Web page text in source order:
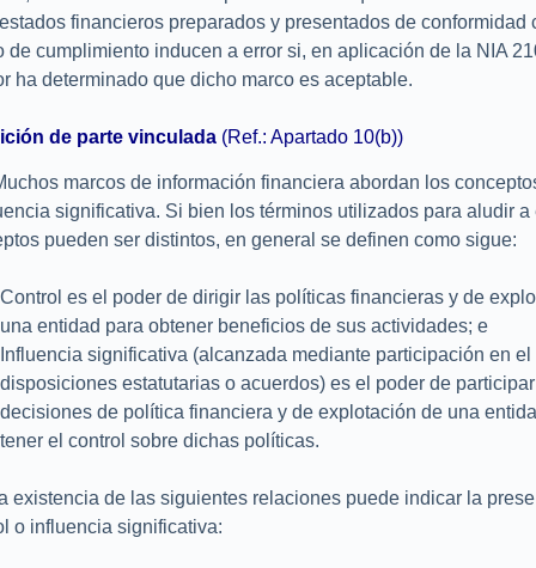
financieros preparados y presentados de conformidad
de cumplimiento inducen a error si, en aplicación de la NIA
ha determinado que dicho marco es aceptable.
de parte vinculada (Ref.: Apartado 10(b))
marcos de información financiera abordan los
significativa. Si bien los términos utilizados para aludir a
pueden ser distintos, en general se definen como sigue:
Control es el poder de dirigir las políticas financieras y de
una entidad para obtener beneficios de sus actividades; e
Influencia significativa (alcanzada mediante participación en el
disposiciones estatutarias o acuerdos) es el poder de
decisiones de política financiera y de explotación de una
tener el control sobre dichas políticas.
existencia de las siguientes relaciones puede indicar la
o influencia significativa: